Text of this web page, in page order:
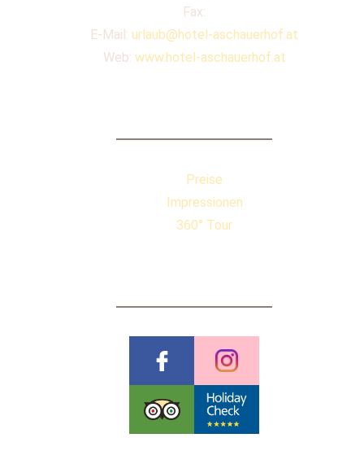
Fax:
E-Mail: urlaub@hotel-aschauerhof.at
Web: www.hotel-aschauerhof.at
Preise
Impressionen
360° Tour